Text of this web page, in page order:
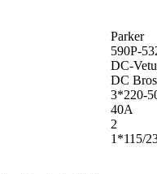
Parker
590P-
DC-
DC
3*220-
40A
2
1*115/